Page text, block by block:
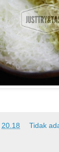
20.18 Tidak